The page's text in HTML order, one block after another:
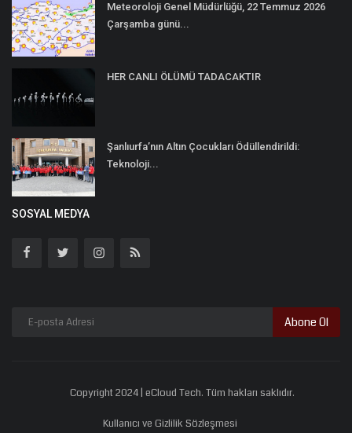
Meteoroloji Genel Müdürlüğü, 22 Temmuz 2026
Çarşamba günü...
HER CANLI ÖLÜMÜ TADACAKTIR
Şanlıurfa’nın Altın Çocukları Ödüllendirildi:
Teknoloji...
SOSYAL MEDYA
Abone Ol
Copyright 2024 | eCloud Tech. Tüm hakları saklıdır.
Kullanıcı ve Gizlilik Sözleşmesi